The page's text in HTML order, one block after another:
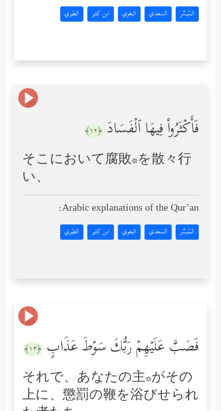
المُيسَّر السعدي البغوي ابن كثير الطبري
فَأَكۡثَرُواْ فِیهَا ٱلۡفَسَادَ ﴿١٢﴾
そこにおいて腐敗*を散々行
い、
Arabic explanations of the Qur’an:
المُيسَّر السعدي البغوي ابن كثير الطبري
فَصَبَّ عَلَیۡهِمۡ رَبُّكَ سَوۡطَ عَذَابٍ ﴿١٣﴾
それで、あなたの主*がその
上に、懲罰の鞭を浴びせられ